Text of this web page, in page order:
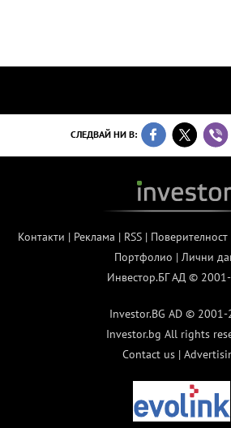
СЛЕДВАЙ НИ В:
Контакти | Реклама | RSS| Поверителност
Портфолио | Лични
Инвестор.БГ АД ©
Investor.BG AD © 2001-
Investor.bg All rights
Contact us |